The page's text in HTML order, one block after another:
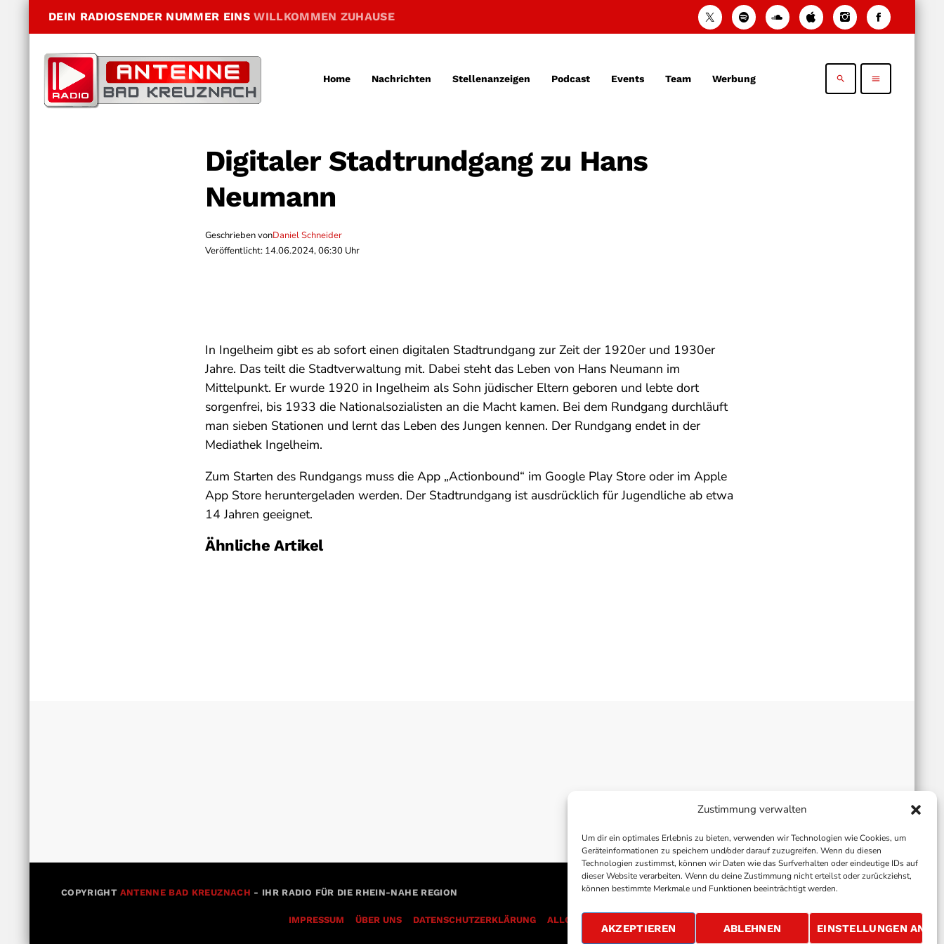
Zustimmung verwalten
Um dir ein optimales Erlebnis zu bieten, verwenden wir Technologien wie Cookies, um
Geräteinformationen zu speichern und/oder darauf zuzugreifen. Wenn du diesen
Technologien zustimmst, können wir Daten wie das Surfverhalten oder eindeutige IDs auf
dieser Website verarbeiten. Wenn du deine Zustimmung nicht erteilst oder zurückziehst,
können bestimmte Merkmale und Funktionen beeinträchtigt werden.
AKZEPTIEREN ABLEHNEN EINSTELLUNGEN
DEIN RADIOSENDER NUMMER EINSWILLKOMMEN ZUHAUSE
Home Nachrichten Stellenanzeigen Podcast Events Team Werbung search menu
Digitaler Stadtrundgang zu Hans
Neumann
Geschrieben vonDaniel Schneider
Veröffentlicht: 14.06.2024, 06:30 Uhr
In Ingelheim gibt es ab sofort einen digitalen Stadtrundgang zur Zeit der 1920er und 1930er
Jahre. Das teilt die Stadtverwaltung mit. Dabei steht das Leben von Hans Neumann im
Mittelpunkt. Er wurde 1920 in Ingelheim als Sohn jüdischer Eltern geboren und lebte dort
sorgenfrei, bis 1933 die Nationalsozialisten an die Macht kamen. Bei dem Rundgang durchläuft
man sieben Stationen und lernt das Leben des Jungen kennen. Der Rundgang endet in der
Mediathek Ingelheim.
Zum Starten des Rundgangs muss die App „Actionbound“ im Google Play Store oder im Apple
App Store heruntergeladen werden. Der Stadtrundgang ist ausdrücklich für Jugendliche ab etwa
14 Jahren geeignet.
Ähnliche Artikel
COPYRIGHT ANTENNE BAD KREUZNACH - IHR RADIO FÜR DIE RHEIN-NAHE REGION
IMPRESSUM ÜBER UNS DATENSCHUTZERKLÄRUNG